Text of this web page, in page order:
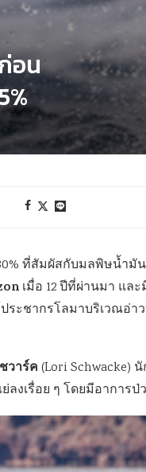
อน
ที่สัมผัสกับมลพิษน้ำมั
เมื่อ 12 ปีที่ผ่านมา แล
ระชากรโลมาบริเวณอ่
วาร์ค (Lori Schwacke)
งเรื่อย ๆ โดยมีอาการป่